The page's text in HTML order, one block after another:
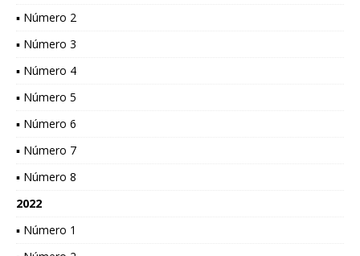
▪ Número 2
▪ Número 3
▪ Número 4
▪ Número 5
▪ Número 6
▪ Número 7
▪ Número 8
2022
▪ Número 1